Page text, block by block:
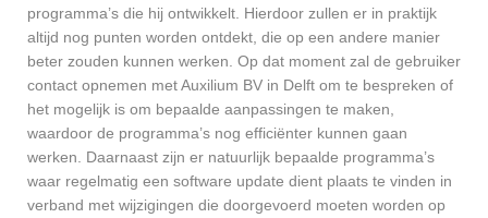
programma’s die hij ontwikkelt. Hierdoor zullen er in praktijk
altijd nog punten worden ontdekt, die op een andere manier
beter zouden kunnen werken. Op dat moment zal de gebruiker
contact opnemen met Auxilium BV in Delft om te bespreken of
het mogelijk is om bepaalde aanpassingen te maken,
waardoor de programma’s nog efficiënter kunnen gaan
werken. Daarnaast zijn er natuurlijk bepaalde programma’s
waar regelmatig een software update dient plaats te vinden in
verband met wijzigingen die doorgevoerd moeten worden op